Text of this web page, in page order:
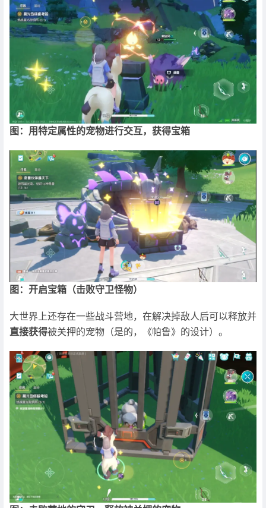
图：用特定属性的宠物进行交互，获得宝箱
图：开启宝箱（击败守卫怪物）
大世界上还存在一些战斗营地，在解决掉敌人后可以释放并
直接获得被关押的宠物（是的，《帕鲁》的设计）。